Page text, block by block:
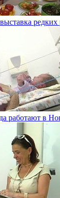
редких
работают в